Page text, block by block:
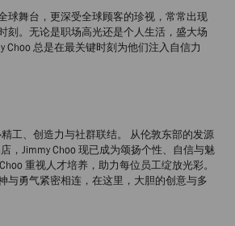
球舞台，更深受全球顾客的珍视，常常出现
刻。无论是职场高光还是个人生活，盛大场
Choo 总是在最关键时刻为他们注入自信力
工、创造力与社群联结。 从伦敦东部的发源
，Jimmy Choo 现已成为颂扬个性、自信与魅
重视人才培养，助力每位员工绽放光彩。
与勇气紧密相连，在这里，大胆的创意与多